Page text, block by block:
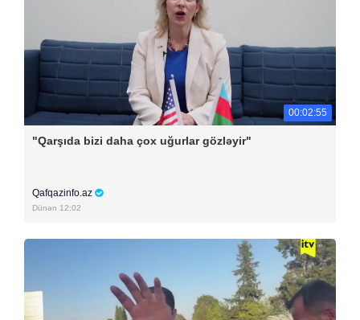
00:02:55
"Qarşıda bizi daha çox uğurlar gözləyir"
Qafqazinfo.az
Dünən 12:02